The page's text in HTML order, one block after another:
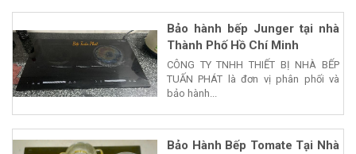
Bảo hành bếp Junger tại nhà
Thành Phố Hồ Chí Minh
CÔNG TY TNHH THIẾT BỊ NHÀ BẾP
TUẤN PHÁT là đơn vị phân phối và
bảo hành...
Bảo Hành Bếp Tomate Tại Nhà